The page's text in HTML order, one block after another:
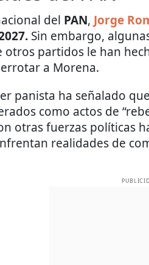
del PAN, Jorge
Sin embargo,
otros partidos le han
a Morena.
panista ha señalado
como actos de
otras fuerzas políticas
realidades de